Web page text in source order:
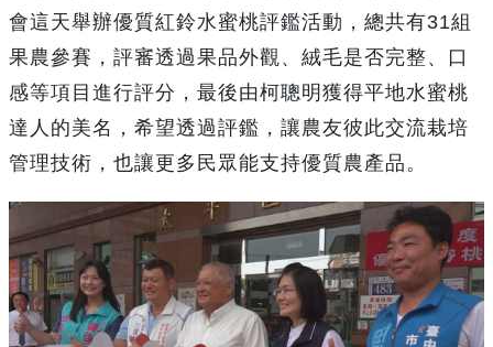
會這天舉辦優質紅鈴水蜜桃評鑑活動，總共有31組
果農參賽，評審透過果品外觀、絨毛是否完整、口
感等項目進行評分，最後由柯聰明獲得平地水蜜桃
達人的美名，希望透過評鑑，讓農友彼此交流栽培
管理技術，也讓更多民眾能支持優質農產品。